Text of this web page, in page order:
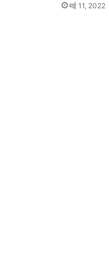
मई 11, 2022